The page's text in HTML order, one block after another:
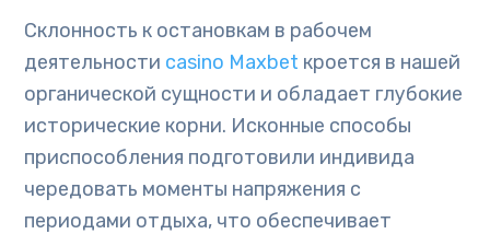
Склонность к остановкам в рабочем
деятельности casino Maxbet кроется в нашей
органической сущности и обладает глубокие
исторические корни. Исконные способы
приспособления подготовили индивида
чередовать моменты напряжения с
периодами отдыха, что обеспечивает